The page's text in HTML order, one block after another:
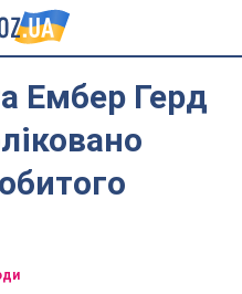
Ембер Герд